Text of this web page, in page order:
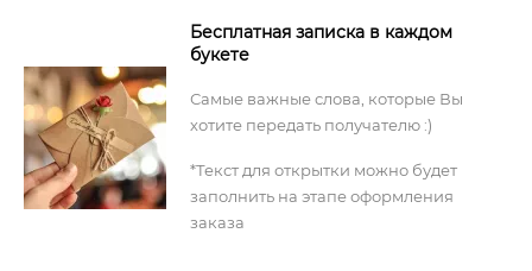
Бесплатная записка в каждом
букете
Самые важные слова, которые Вы
хотите передать получателю :)
*Текст для открытки можно будет
заполнить на этапе оформления
заказа